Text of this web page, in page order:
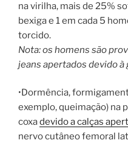
na virilha, mais de 25%
bexiga e 1 em cada 5
torcido.
Nota: os homens são
jeans apertados devido à
•Dormência,
exemplo, queimação) na
coxadevido a calças
nervo cutâneo femoral